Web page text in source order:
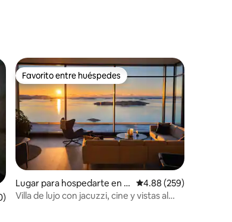
promedio: 4.95 de 5; 60 evaluaciones
Favorito entre huéspedes
Favorito entre huéspedes
Lugar para hospedarte en S
trand
Calificación promedio:
4.88 (259)
Villa de lujo con jacuzzi, cine y vistas al